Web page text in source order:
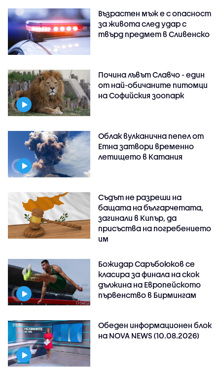
Възрастен мъж е с опасност
за живота след удар с
твърд предмет в Сливенско
Почина лъвът Славчо - един
от най-обичаните питомци
на Софийския зоопарк
Облак вулканична пепел от
Етна затвори временно
летището в Катания
Съдът не разреши на
бащата на българчетата,
загинали в Кипър, да
присъства на погребението
им
Божидар Саръбоюков се
класира за финала на скок
дължина на Европейското
първенство в Бирмингам
Обеден информационен блок
на NOVA NEWS (10.08.2026)